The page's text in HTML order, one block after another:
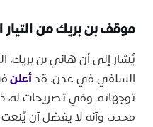
موقف بن بريك من
يُشار إلى أن هاني بن بريك،
السلفي في عدن، قدأعلن
توجهاته. وفي تصريحات له،
محدد، وأنه لا يفضل أن يُنعت